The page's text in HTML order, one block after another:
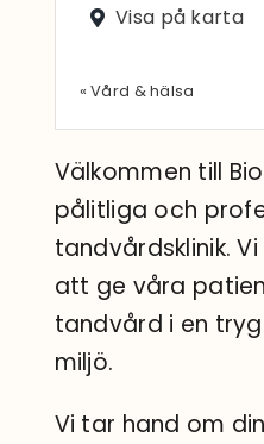
Visa på karta
« Vård & hälsa
Välkommen till
pålitliga och
tandvårdsklinik.
att ge våra
tandvård i en
miljö.
Vi tar hand om